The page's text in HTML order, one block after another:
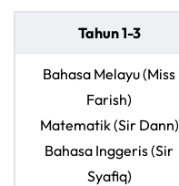
Tahun 1-3
Bahasa Melayu (Miss
Farish)
Matematik (Sir Dann)
Bahasa Inggeris (Sir
Syafiq)